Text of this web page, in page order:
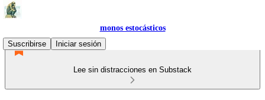
monos estocásticos
Suscribirse
Iniciar sesión
Lee sin distracciones en Substack